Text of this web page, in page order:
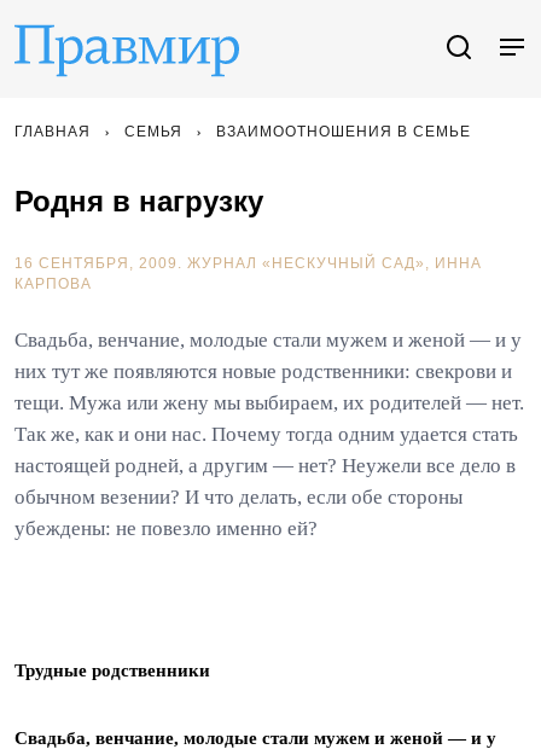
ГЛАВНАЯ СЕМЬЯ ВЗАИМООТНОШЕНИЯ В СЕМЬЕ
Родня в нагрузку
16 СЕНТЯБРЯ, 2009. ЖУРНАЛ «НЕСКУЧНЫЙ САД»
ИННА
КАРПОВА
Свадьба, венчание, молодые стали мужем и женой — и у
них тут же появляются новые родственники: свекрови и
тещи. Мужа или жену мы выбираем, их родителей — нет.
Так же, как и они нас. Почему тогда одним удается стать
настоящей родней, а другим — нет? Неужели все дело в
обычном везении? И что делать, если обе стороны
убеждены: не повезло именно ей?
Трудные родственники
Свадьба, венчание, молодые стали мужем и женой — и у